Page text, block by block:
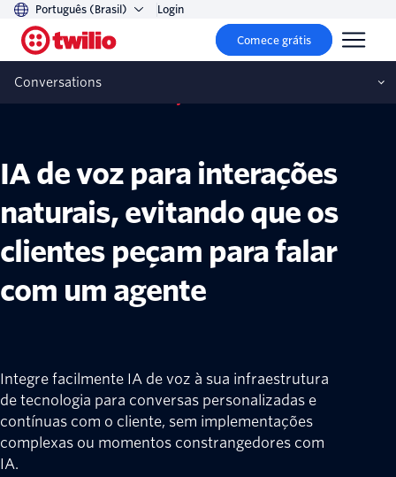
Português (Brasil) Login
Comece grátis
Conversations
IA de voz para interações
naturais, evitando que os
clientes peçam para falar
com um agente
Integre facilmente IA de voz à sua infraestrutura
de tecnologia para conversas personalizadas e
contínuas com o cliente, sem implementações
complexas ou momentos constrangedores com
IA.